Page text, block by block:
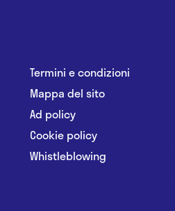
Termini e condizioni
Mappa del sito
Ad policy
Cookie policy
Whistleblowing